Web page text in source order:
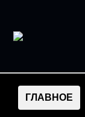
ГЛАВНОЕ